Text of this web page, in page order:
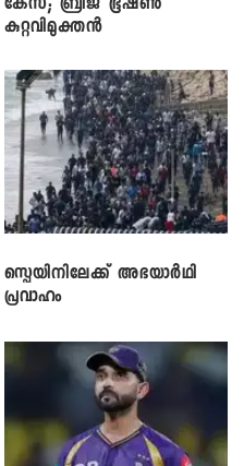
കേസ്; ബ്രിജ് ഭൂഷൺ
കുറ്റവിമുക്തൻ
സ്പെയിനിലേക്ക് അഭയാർഥി
പ്രവാഹം